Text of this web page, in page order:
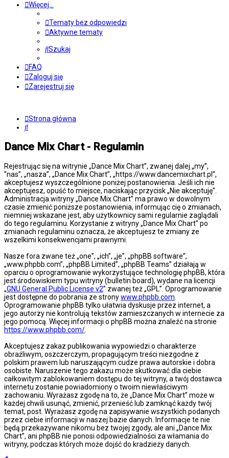
Więcej…
Tematy bez odpowiedzi
Aktywne tematy
Szukaj
FAQ
Zaloguj się
Zarejestruj się
Strona główna
Szukaj
Dance Mix Chart - Regulamin
Rejestrując się na witrynie „Dance Mix Chart”, zwanej dalej „my”,
”nas”, „nasza”, „Dance Mix Chart”, „https://www.dancemixchart.pl”,
akceptujesz wyszczególnione poniżej postanowienia. Jeśli ich nie
akceptujesz, opuść to miejsce, naciskając przycisk „Nie akceptuję”.
Administracja witryny „Dance Mix Chart” ma prawo w dowolnym
czasie zmienić poniższe postanowienia, informując cię o zmianach,
niemniej wskazane jest, aby użytkownicy sami regularnie zaglądali
do tego regulaminu. Korzystanie z witryny „Dance Mix Chart” po
zmianach regulaminu oznacza, że akceptujesz te zmiany ze
wszelkimi konsekwencjami prawnymi.
Nasze fora zwane też „one”, „ich”, „je”, „phpBB software”,
„www.phpbb.com”, „phpBB Limited”, „phpBB Teams” działają w
oparciu o oprogramowanie wykorzystujące technologię phpBB, która
jest środowiskiem typu witryny (bulletin board), wydane na licencji
„GNU General Public License v2” zwanej też „GPL”. Oprogramowanie
jest dostępne do pobrania ze stronywww.phpbb.com
Oprogramowanie phpBB tylko ułatwia dyskusje przez internet, a
jego autorzy nie kontrolują tekstów zamieszczanych w internecie za
jego pomocą. Więcej informacji o phpBB można znaleźć na stronie
https://www.phpbb.com/
Akceptujesz zakaz publikowania wypowiedzi o charakterze
obraźliwym, oszczerczym, propagującym treści niezgodne z
polskim prawem lub naruszającym cudze prawa autorskie i dobra
osobiste. Naruszenie tego zakazu może skutkować dla ciebie
całkowitym zablokowaniem dostępu do tej witryny, a twój dostawca
internetu zostanie powiadomiony o twoim niewłaściwym
zachowaniu. Wyrażasz zgodę na to, że „Dance Mix Chart” może w
każdej chwili usunąć, zmienić, przenieść lub zamknąć każdy twój
temat, post. Wyrażasz zgodę na zapisywanie wszystkich podanych
przez ciebie informacji w naszej bazie danych. Informacje te nie
będą przekazywane nikomu bez twojej zgody, ale ani „Dance Mix
Chart”, ani phpBB nie ponosi odpowiedzialności za włamania do
witryny, podczas których może dojść do kradzieży danych.